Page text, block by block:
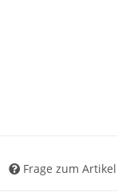
Frage zum Artikel